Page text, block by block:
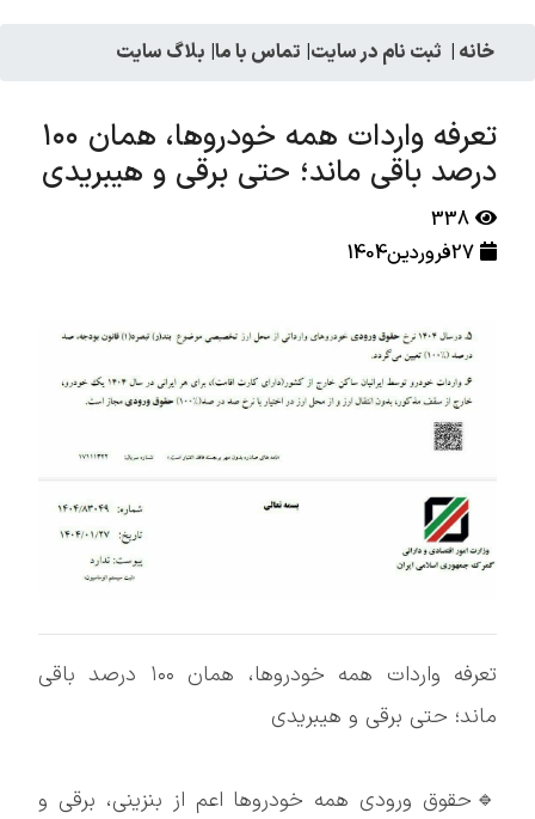
خانه | ثبت نام در سایت| تماس با ما| بلاگ سایت
تعرفه واردات همه خودروها، همان ۱۰۰
درصد باقی ماند؛ حتی برقی و هیبریدی
338
27فروردین1404
تعرفه واردات همه خودروها، همان ۱۰۰ درصد باقی
ماند؛ حتی برقی و هیبریدی
🔹حقوق ورودی همه خودروها اعم از بنزینی، برقی و